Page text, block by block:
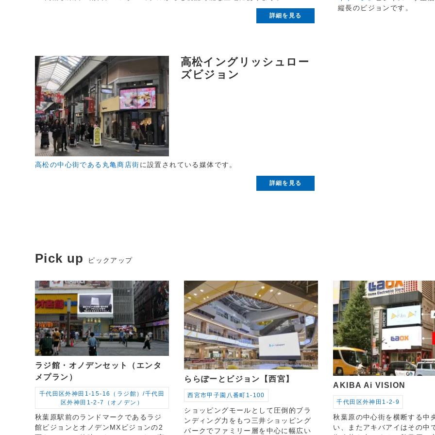
詳細を見る
縦長のビジョンです。
高松イングリッシュロー
ズビジョン
高松の中心街である丸亀商店街に設置されている媒体です。
詳細を見る
Pick up ピックアップ
ラジ館・オノデンセット（エンタ
メプラン）
千代田区外神田1-15-16（ラジ館）/千代田
区外神田1-2-7（オノデン）
秋葉原駅前のランドマークであるラジ
館ビジョンとオノデンMXビジョンの2
ららぽーとビジョン【西宮】
西宮市甲子園八番町1-100
ショッピングモールとして圧倒的ブラ
ンディング力をもつ三井ショッピング
パークでファミリー層を中心に幅広い
AKIBA Ai VISION
千代田区外神田1-2-9
秋葉原の中心街を横断する中
い、またアキバアイはその中